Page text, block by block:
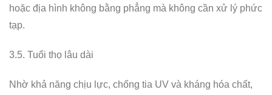
hoặc địa hình không bằng phẳng mà không cần xử lý phức
tạp.
3.5. Tuổi thọ lâu dài
Nhờ khả năng chịu lực, chống tia UV và kháng hóa chất,